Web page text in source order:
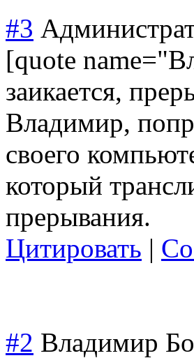
#3
[quote
заикается,
Владимир,
своего
который
прерывания.
Цитировать |
#2 Владимир